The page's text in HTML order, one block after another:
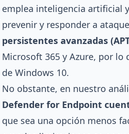
emplea inteligencia artificial
prevenir y responder a
persistentes avanzadas
Microsoft 365 y Azure, por lo
de Windows 10.
No obstante, en nuestro
Defender for Endpoint
que sea una opción menos